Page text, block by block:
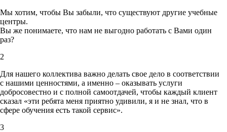
Мы хотим, чтобы Вы забыли, что существуют другие учебные
центры.
Вы же понимаете, что нам не выгодно работать с Вами один
раз?
2
Для нашего коллектива важно делать свое дело в соответствии
с нашими ценностями, а именно – оказывать услуги
добросовестно и с полной самоотдачей, чтобы каждый клиент
сказал «эти ребята меня приятно удивили, я и не знал, что в
сфере обучения есть такой сервис».
3